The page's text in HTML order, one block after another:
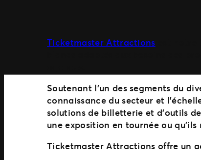
Ticketmaster Attractions
Soutenant l’un des segments du
connaissance du secteur et
solutions de billetterie et d’outils
une exposition en tournée ou
Ticketmaster Attractions offre un